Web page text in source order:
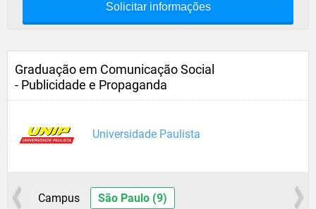
Solicitar informações
Graduação em Comunicação Social
- Publicidade e Propaganda
Universidade Paulista
Campus São Paulo (9)